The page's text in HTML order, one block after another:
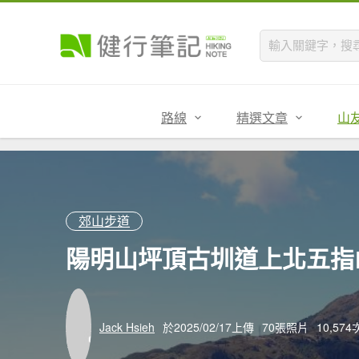
路線 精選文章 山
郊山步道
陽明山坪頂古圳道上北五
Jack Hsieh 於2025/02/17上傳 70張照片 10,574